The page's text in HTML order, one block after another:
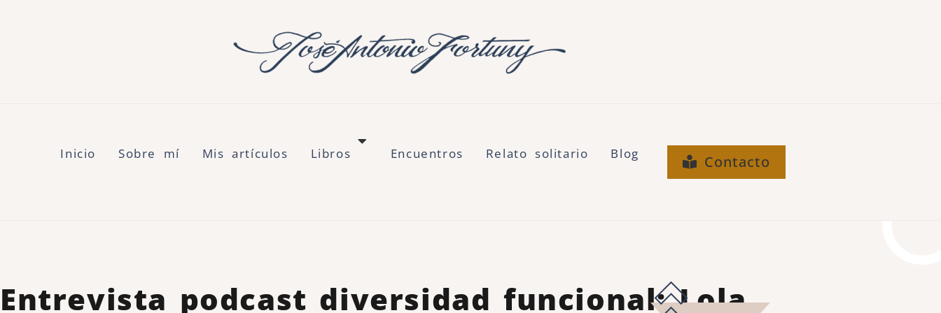
Inicio Sobre mí Mis artículos Libros Encuentros Relato solitario Blog Contacto
Entrevista podcast diversidad funcional: Lola